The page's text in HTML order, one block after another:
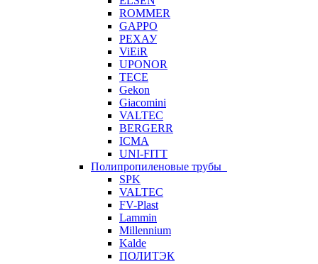
ROMMER
GAPPO
РЕХАУ
ViEiR
UPONOR
TECE
Gekon
Giacomini
VALTEC
BERGERR
ICMA
UNI-FITT
Полипропиленовые трубы
SPK
VALTEC
FV-Plast
Lammin
Millennium
Kalde
ПОЛИТЭК